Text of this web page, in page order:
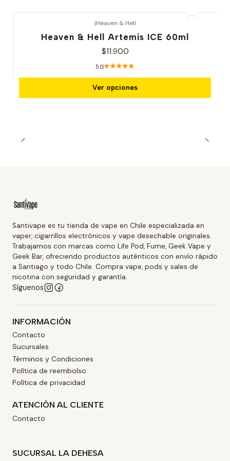
|Heaven & Hell
Heaven & Hell Artemis ICE 60ml
$11.900
5.0
Ver opciones
Santivape es tu tienda de vape en Chile especializada en
vaper, cigarrillos electrónicos y vape desechable originales.
Trabajamos con marcas como Life Pod, Fume, Geek Vape y
Geek Bar, ofreciendo productos auténticos con envío rápido
a Santiago y todo Chile. Compra vape, pods y sales de
nicotina con seguridad y garantía.
Síguenos
INFORMACIÓN
Contacto
Sucursales
Términos y Condiciones
Política de reembolso
Política de privacidad
ATENCIÓN AL CLIENTE
Contacto
SUCURSAL LA DEHESA